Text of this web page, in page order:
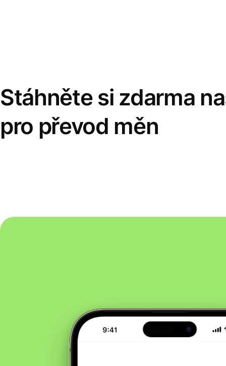
Stáhněte si zdarma
pro převod měn